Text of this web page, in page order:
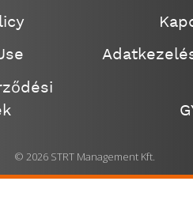
© 2026 STRT Management Kft.